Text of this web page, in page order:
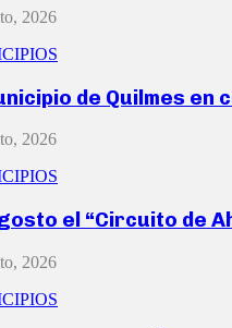
2026
de Quilmes en
2026
el “Circuito de
2026